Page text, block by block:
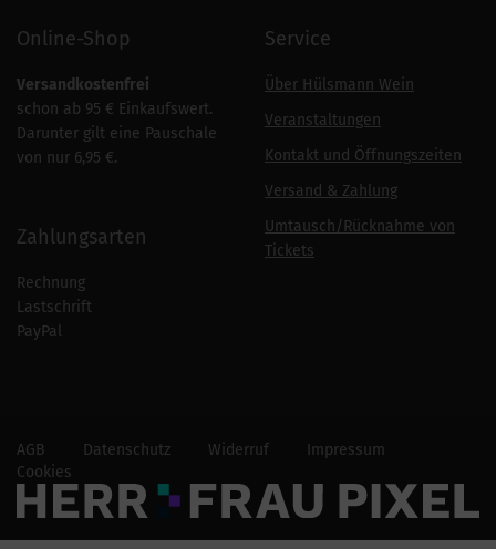
Online-Shop
Versandkostenfrei
schon ab 95 € Einkaufswert.
Darunter gilt eine Pauschale
von nur 6,95 €.
Zahlungsarten
Rechnung
Lastschrift
PayPal
Service
Über Hülsmann Wein
Veranstaltungen
Kontakt und Öffnungszeiten
Versand & Zahlung
Umtausch/Rücknahme von
Tickets
AGB Datenschutz Widerruf
Impressum
Cookies